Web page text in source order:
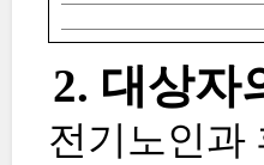
2. 대상자
전기노인과